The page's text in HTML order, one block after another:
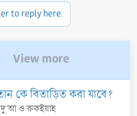
to reply here.
View more
কে বিতাড়িত করা যাবে?
দু'আ ও রুকইয়াহ